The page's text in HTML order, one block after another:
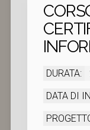
DURATA:
DATA DI